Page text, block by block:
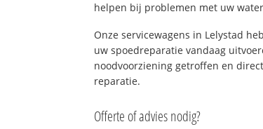
helpen bij problemen met uw
Onze servicewagens in Lelystad
uw spoedreparatie vandaag
noodvoorziening getroffen en
reparatie.
Offerte of advies nodig?